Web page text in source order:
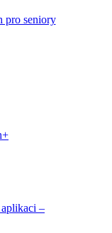
pro seniory
–